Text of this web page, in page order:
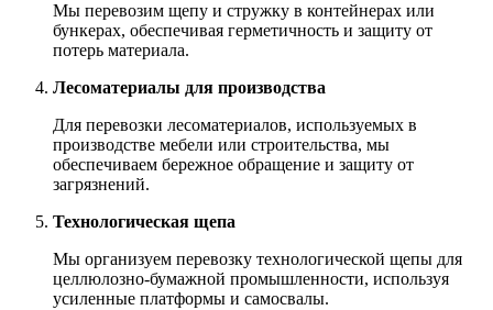
Мы перевозим щепу и стружку в контейнерах или
бункерах, обеспечивая герметичность и защиту от
потерь материала.
Лесоматериалы для производства
Для перевозки лесоматериалов, используемых в
производстве мебели или строительства, мы
обеспечиваем бережное обращение и защиту от
загрязнений.
Технологическая щепа
Мы организуем перевозку технологической щепы для
целлюлозно-бумажной промышленности, используя
усиленные платформы и самосвалы.